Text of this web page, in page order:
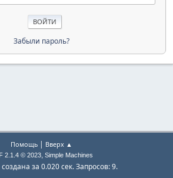
Забыли пароль?
Помощь| Вверх ▲
2.1.4 © 2023, Simple Machines
за 0.020 сек. Запросов: 9.